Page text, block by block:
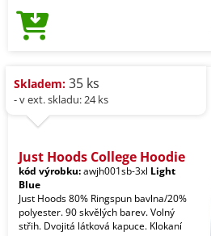
Skladem: 35 ks
- v ext. skladu: 24 ks
Just Hoods College Hoodie
kód výrobku:awjh001sb-3xl Light
Blue
Just Hoods 80% Ringspun bavlna/20%
polyester. 90 skvělých barev. Volný
střih. Dvojitá látková kapuce. Klokaní